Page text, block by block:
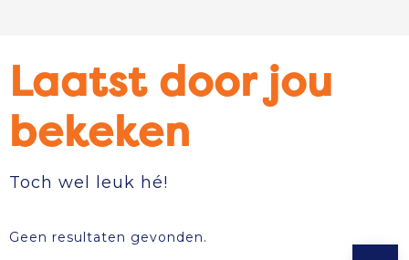
Laatst door jou
bekeken
Toch wel leuk hé!
Geen resultaten gevonden.